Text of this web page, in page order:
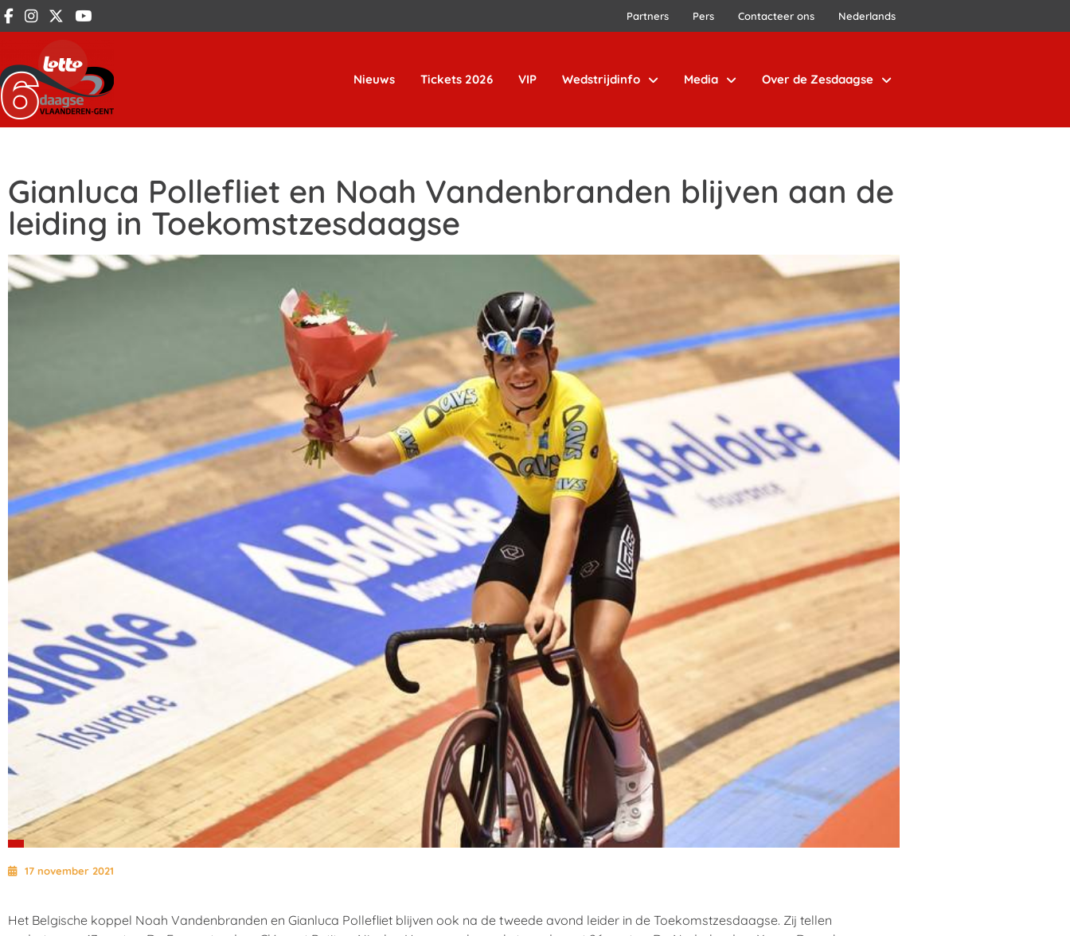
Partners Pers Contacteer ons Nederlands
Nieuws Tickets 2026 VIP Wedstrijdinfo Media Over de Zesdaagse
Gianluca Pollefliet en Noah Vandenbranden blijven aan de
leiding in Toekomstzesdaagse
17 november 2021
Het Belgische koppel Noah Vandenbranden en Gianluca Pollefliet blijven ook na de tweede avond leider in de Toekomstzesdaagse. Zij tellen